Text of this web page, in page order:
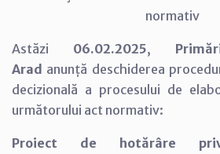
normativ
Astăzi 06.02.2025,
Arad anunță deschiderea
decizională a procesului de
următorului act normativ:
Proiect de hotărâre